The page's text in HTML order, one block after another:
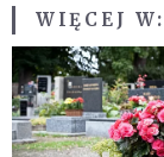
WIĘCEJ W: